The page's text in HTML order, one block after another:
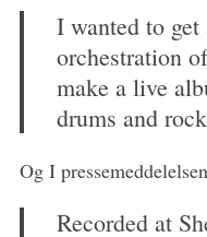
I wanted to
orchestration
make a live
drums and
Og I
Recorded at